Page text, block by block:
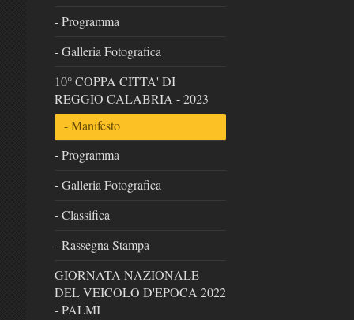
- Programma
- Galleria Fotografica
10° COPPA CITTA' DI
REGGIO CALABRIA - 2023
- Manifesto
- Programma
- Galleria Fotografica
- Classifica
- Rassegna Stampa
GIORNATA NAZIONALE
DEL VEICOLO D'EPOCA 2022
- PALMI